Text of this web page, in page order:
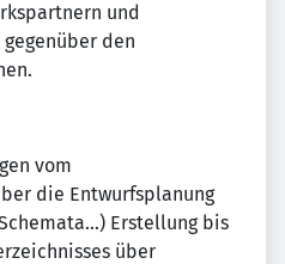
und
den
vom
die Entwurfsplanung
Erstellung bis
über